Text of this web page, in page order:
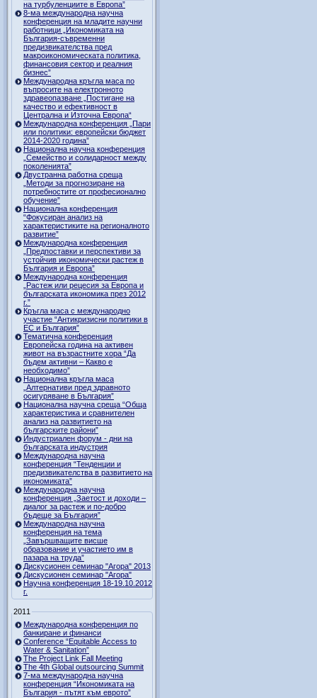
на турбуленциите в Европа”
8-ма международна научна
конференция на младите научни
работници „Икономиката на
България-съвременни
предизвикателства пред
макроикономическата политика,
финансовия сектор и реалния
бизнес”
Международна кръгла маса по
въпросите на електронното
здравеопазване „Постигане на
качество и ефективност в
Централна и Източна Европа“
Международна конференция „Пари
или политики: европейски бюджет
2014-2020 година”
Национална научна конференция
„Семейство и солидарност между
поколенията”
Двустранна работна среща
„Методи за прогнозиране на
потребностите от професионално
обучение”
Национална конференция
“Фокусиран анализ на
характеристиките на регионалното
развитие”
Международна конференция
„Предпоставки и перспективи за
устойчив икономически растеж в
България и Европа”
Международна конференция
„Растеж или рецесия за Европа и
българската икономика през 2012
г.”
Кръгла маса с международно
участие “Антикризисни политики в
ЕС и България”
Тематична конференция
Европейска година на активен
живот на възрастните хора “Да
бъдем активни – Какво е
необходимо”
Национална кръгла маса
„Алтернативи пред здравното
осигуряване в България”
Национална научна среща “Обща
характеристика и сравнителен
анализ на развитието на
българските райони”
Индустриален форум - дни на
българската индустрия
Международна научна
конференция “Тенденции и
предизвикателства в развитието на
икономиката”
Международна научна
конференция „Заетост и доходи –
диалог за растеж и по-добро
бъдеще за България”
Международна научна
конференция на тема
„Завършващите висше
образование и участието им в
пазара на труда”
Дискусионен семинар "Агора" 2013
Дискусионен семинар "Агора"
Научна конференция 18-19.10.2012
г.
2011
Международна конференция по
банкиране и финанси
Conference “Equitable Access to
Water & Sanitation”
The Project Link Fall Meeting
The 4th Global outsourcing Summit
7-ма международна научна
конференция “Икономиката на
България - пътят към еврото”